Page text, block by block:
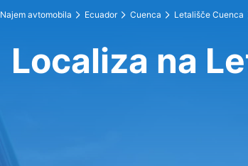
Najem avtomobila Ecuador Cuenca Letališče Cuenca
Localiza na